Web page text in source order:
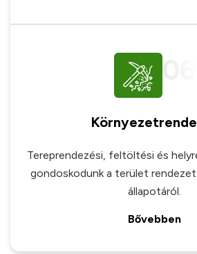
Tereprendezési, feltöltési és
gondoskodunk a terület
állapotáról.
Bővebben